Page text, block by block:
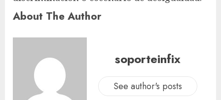
About The Author
soporteinfix
See author's posts